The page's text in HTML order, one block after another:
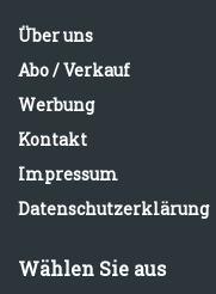
Über uns
Abo / Verkauf
Werbung
Kontakt
Impressum
Datenschutzerklärung
Wählen Sie aus